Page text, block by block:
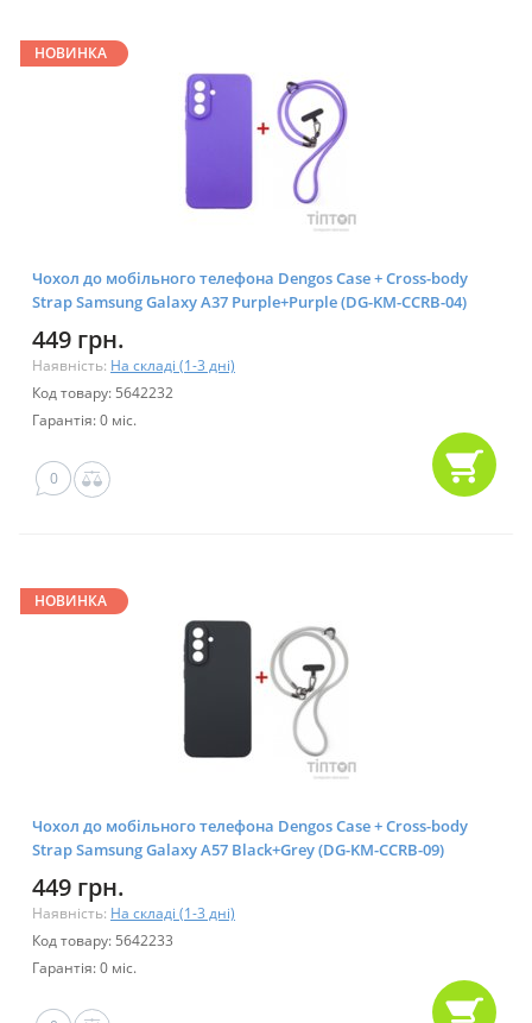
НОВИНКА
Чохол до мобільного телефона Dengos Case + Cross-body
Strap Samsung Galaxy A37 Purple+Purple (DG-KM-CCRB-04)
449 грн.
Наявність: На складі (1-3 дні)
Код товару: 5642232
Гарантія: 0 міс.
0
НОВИНКА
Чохол до мобільного телефона Dengos Case + Cross-body
Strap Samsung Galaxy A57 Black+Grey (DG-KM-CCRB-09)
449 грн.
Наявність: На складі (1-3 дні)
Код товару: 5642233
Гарантія: 0 міс.